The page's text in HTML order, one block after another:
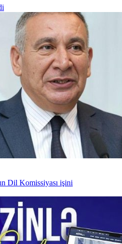
Dil Komissiyası işini